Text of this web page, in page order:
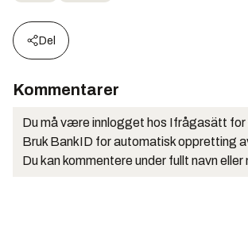
Del
Kommentarer
Du må være innlogget hos Ifrågasätt for
Bruk BankID for automatisk oppretting
Du kan kommentere under fullt navn eller